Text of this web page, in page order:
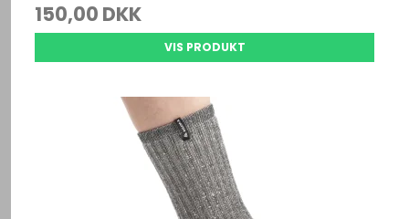
150,00 DKK
VIS PRODUKT